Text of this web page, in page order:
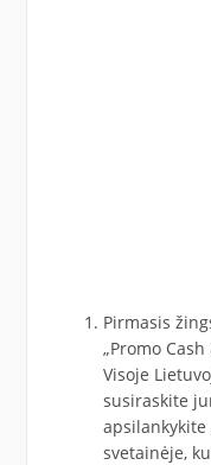
Pirmasis
„Promo
Visoje
susiraskite
apsilankykite
svetainėje,